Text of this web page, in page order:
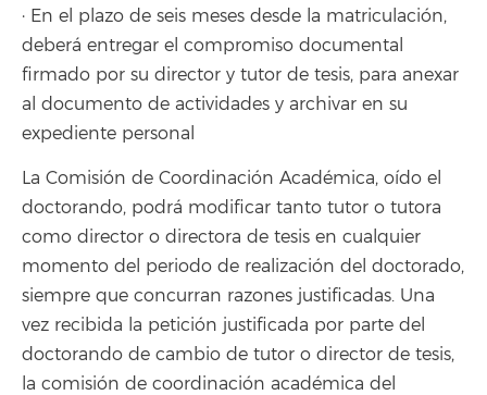
· En el plazo de seis meses desde la matriculación,
deberá entregar el compromiso documental
firmado por su director y tutor de tesis, para anexar
al documento de actividades y archivar en su
expediente personal
La Comisión de Coordinación Académica, oído el
doctorando, podrá modificar tanto tutor o tutora
como director o directora de tesis en cualquier
momento del periodo de realización del doctorado,
siempre que concurran razones justificadas. Una
vez recibida la petición justificada por parte del
doctorando de cambio de tutor o director de tesis,
la comisión de coordinación académica del